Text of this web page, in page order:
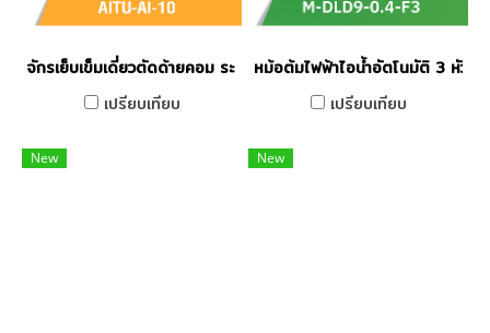
จักรเย็บเข็มเดี่ยวตัดด้ายคอม ระบบ AI AITU รุ่น AI-10
เปรียบเทียบ
หม้อต้มไฟฟ้าไอน้ำอัตโนมัติ 3 หัวเ
เปรียบเทียบ
New New